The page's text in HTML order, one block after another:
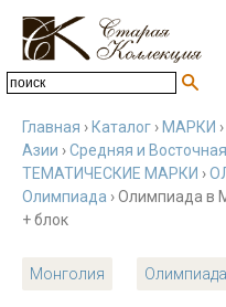
Главная › Каталог › МАРКИ ›
Азии ›Средняя и
ТЕМАТИЧЕСКИЕ МАРКИ ›
Олимпиада › Олимпиада в
+ блок
Монголия Олимпиада